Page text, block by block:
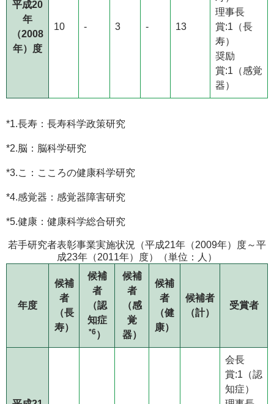
平成20
年
（2008
年）度
10 - 3 - 13
理事長
賞:1（長
寿）
奨励
賞:1（感覚
器）
*1.長寿：長寿科学政策研究
*2.脳：脳科学研究
*3.こ：こころの健康科学研究
*4.感覚器：感覚器障害研究
*5.健康：健康科学総合研究
若手研究者表彰事業実施状況（平成21年（2009年）度～平
成23年（2011年）度）（単位：人）
年度
候補
者
（長
寿）
候補
者
（認
知症
*6）
候補
者
（感
覚
器）
候補
者
（健
康）
候補者
（計）
受賞者
会長
賞:1（認
知症）